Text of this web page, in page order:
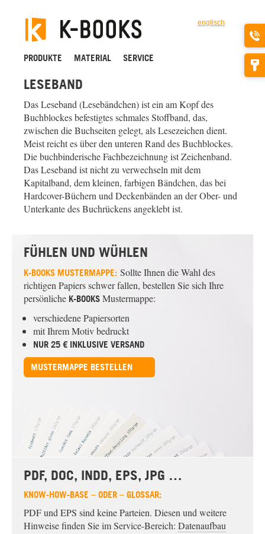
PRODUKTE MATERIAL SERVICE
englisch
LESEBAND
Das Leseband (Lesebändchen) ist ein am Kopf des
Buchblockes befestigtes schmales Stoffband, das,
zwischen die Buchseiten gelegt, als Lesezeichen dient.
Meist reicht es über den unteren Rand des Buchblockes.
Die buchbinderische Fachbezeichnung ist Zeichenband.
Das Leseband ist nicht zu verwechseln mit dem
Kapitalband, dem kleinen, farbigen Bändchen, das bei
Hardcover-Büchern und Deckenbänden an der Ober- und
Unterkante des Buchrückens angeklebt ist.
FÜHLEN UND WÜHLEN
K-BOOKS MUSTERMAPPE: Sollte Ihnen die Wahl des
richtigen Papiers schwer fallen, bestellen Sie sich Ihre
persönliche K-BOOKS Mustermappe:
verschiedene Papiersorten
mit Ihrem Motiv bedruckt
NUR 25 € INKLUSIVE VERSAND
MUSTERMAPPE BESTELLEN
PDF, DOC, INDD, EPS, JPG …
KNOW-HOW-BASE – ODER – GLOSSAR:
PDF und EPS sind keine Parteien. Diesen und weitere
Hinweise finden Sie im Service-Bereich: Datenaufbau